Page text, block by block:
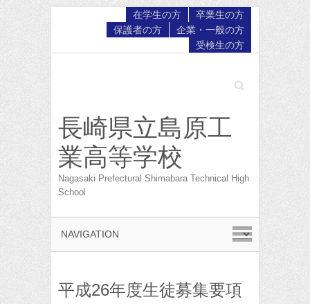
卒業生の方
在学生の方
企業・一般の方
保護者の方
受検生の方
Search
長崎県立島原工
業高等学校
Nagasaki Prefectural Shimabara Technical High
School
平成26年度生徒募集要項